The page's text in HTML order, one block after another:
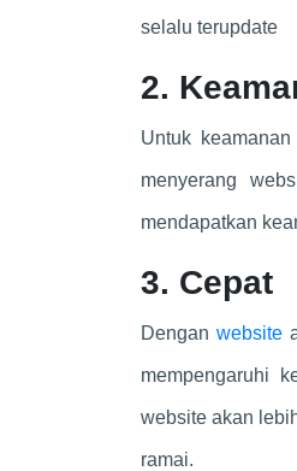
selalu terupdate
2.
Untuk
menyerang
mendapatkan
3. Cepat
Denganwebsite
mempengaruhi
website akan
ramai.